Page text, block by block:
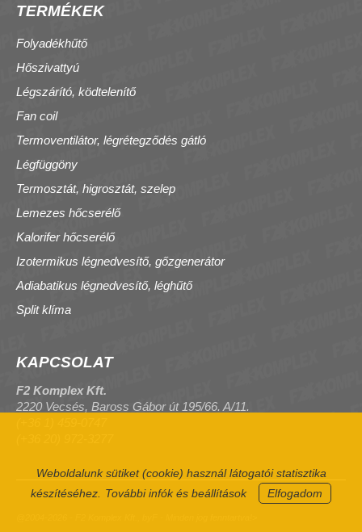
Weboldalunk sütiket (cookie) használ látogatói statisztika
készítéséhez.
További infók és beállítások Elfogadom
TERMÉKEK
Folyadékhűtő
Hőszivattyú
Légszárító, ködtelenítő
Fan coil
Termoventilátor, légrétegződés gátló
Légfüggöny
Termosztát, higrosztát, szelep
Lemezes hőcserélő
Kalorifer hőcserélő
Izotermikus légnedvesítő, gőzgenerátor
Adiabatikus légnedvesítő, léghűtő
Split klíma
KAPCSOLAT
F2 Komplex Kft.
2220 Vecsés, Baross Gábor út 195/66. A/11.